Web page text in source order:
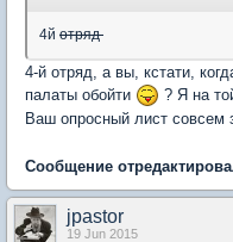
4й отряд
4-й отряд, а вы, кстати,
палаты обойти
? Я на
Ваш опросный лист совсем
Сообщение
jpastor
19 Jun 2015